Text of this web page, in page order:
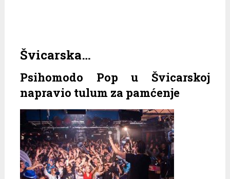
Švicarska…
Psihomodo Pop u Švicarskoj
napravio tulum za pamćenje